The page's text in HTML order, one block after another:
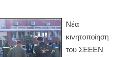
Νέα
κινητοποίηση
του ΣΕΕΕΝ